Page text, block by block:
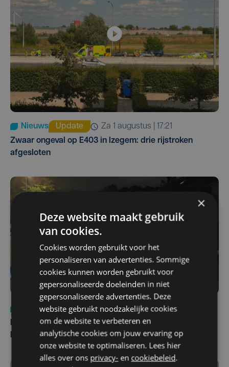
Nieuws Update
za 1 augustus | 17:21
Zwaar ongeval op E403 in Izegem: drie rijstroken
afgesloten
Nieuws
di 4 augustus | 09:32
Man en vrouw dood aangetroffen in woning in Sint-
Pieters Brugge
×
Deze website maakt gebruik
van cookies.
Cookies worden gebruikt voor het
personaliseren van advertenties. Sommige
cookies kunnen worden gebruikt voor
gepersonaliseerde doeleinden in niet
gepersonaliseerde advertenties. Deze
website gebruikt noodzakelijke cookies
om de website te verbeteren en
analytische cookies om jouw ervaring op
onze website te optimaliseren. Lees hier
alles over ons privacy- en cookiebeleid.